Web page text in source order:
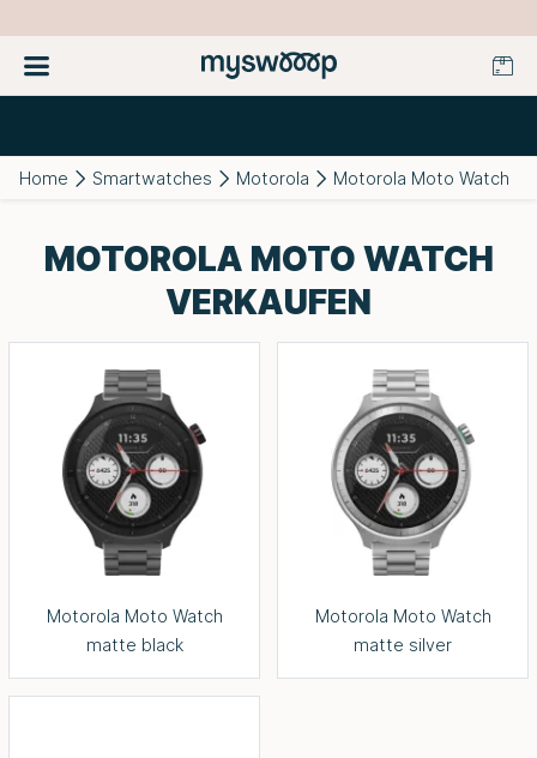
Home Smartwatches Motorola Motorola Moto Watch
MOTOROLA MOTO WATCH
VERKAUFEN
Motorola Moto Watch
matte black
Motorola Moto Watch
matte silver